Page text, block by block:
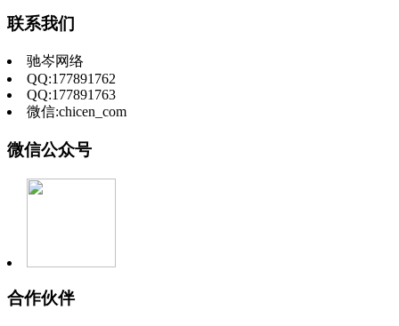
联系我们
驰岑网络
QQ:177891762
QQ:177891763
微信:chicen_com
微信公众号
合作伙伴